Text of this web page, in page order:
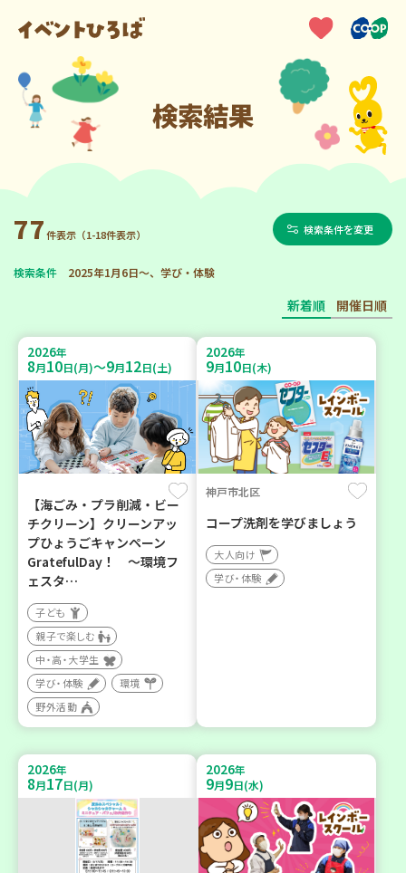
検索結果
77件表示（1-18件表示） 検索条件を変更
検索条件 2025年1月6日～、学び・体験
新着順 開催日順
2026年
8月10日(月)～9月12日(土)
【海ごみ・プラ削減・ビー
チクリーン】クリーンアッ
プひょうごキャンペーン
GratefulDay！ ～環境フ
ェスタ…
子ども
親子で楽しむ
中・高・大学生
学び・体験
環境
野外活動
2026年
9月10日(木)
神戸市北区
コープ洗剤を学びましょう
大人向け
学び・体験
2026年
8月17日(月)
2026年
9月9日(水)